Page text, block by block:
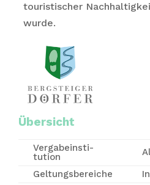
touristischer
wurde.
Übersicht
Vergabe­insti­
tution
Geltungsbereiche